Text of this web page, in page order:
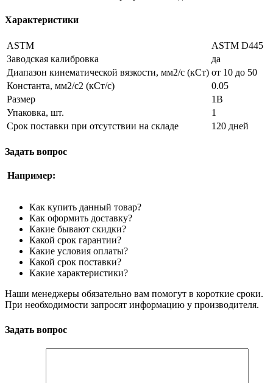
Характеристики
ASTM
ASTM D445
Заводская калибровка
да
Диапазон кинематической вязкости, мм2/с (кСт) от 10 до 50
Константа, мм2/с2 (кСт/с)
0.05
Размер
1B
Упаковка, шт.
1
Срок поставки при отсутствии на складе
120 дней
Задать вопрос
Например:
Как купить данный товар?
Как оформить доставку?
Какие бывают скидки?
Какой срок гарантии?
Какие условия оплаты?
Какой срок поставки?
Какие характеристики?
Наши менеджеры обязательно вам помогут в короткие сроки.
При необходимости запросят информацию у производителя.
Задать вопрос